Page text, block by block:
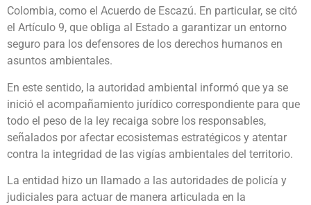
Colombia, como el Acuerdo de Escazú. En particular, se citó
el Artículo 9, que obliga al Estado a garantizar un entorno
seguro para los defensores de los derechos humanos en
asuntos ambientales.
En este sentido, la autoridad ambiental informó que ya se
inició el acompañamiento jurídico correspondiente para que
todo el peso de la ley recaiga sobre los responsables,
señalados por afectar ecosistemas estratégicos y atentar
contra la integridad de las vigías ambientales del territorio.
La entidad hizo un llamado a las autoridades de policía y
judiciales para actuar de manera articulada en la